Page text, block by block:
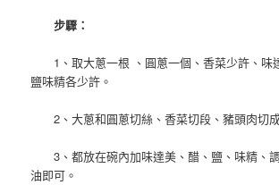
步驟：
1、取大蔥一根 、圓蔥一個、香菜少許、味
鹽味精各少許。
2、大蔥和圓蔥切絲、香菜切段、豬頭肉切
3、都放在碗內加味達美、醋、鹽、味精、
油即可。